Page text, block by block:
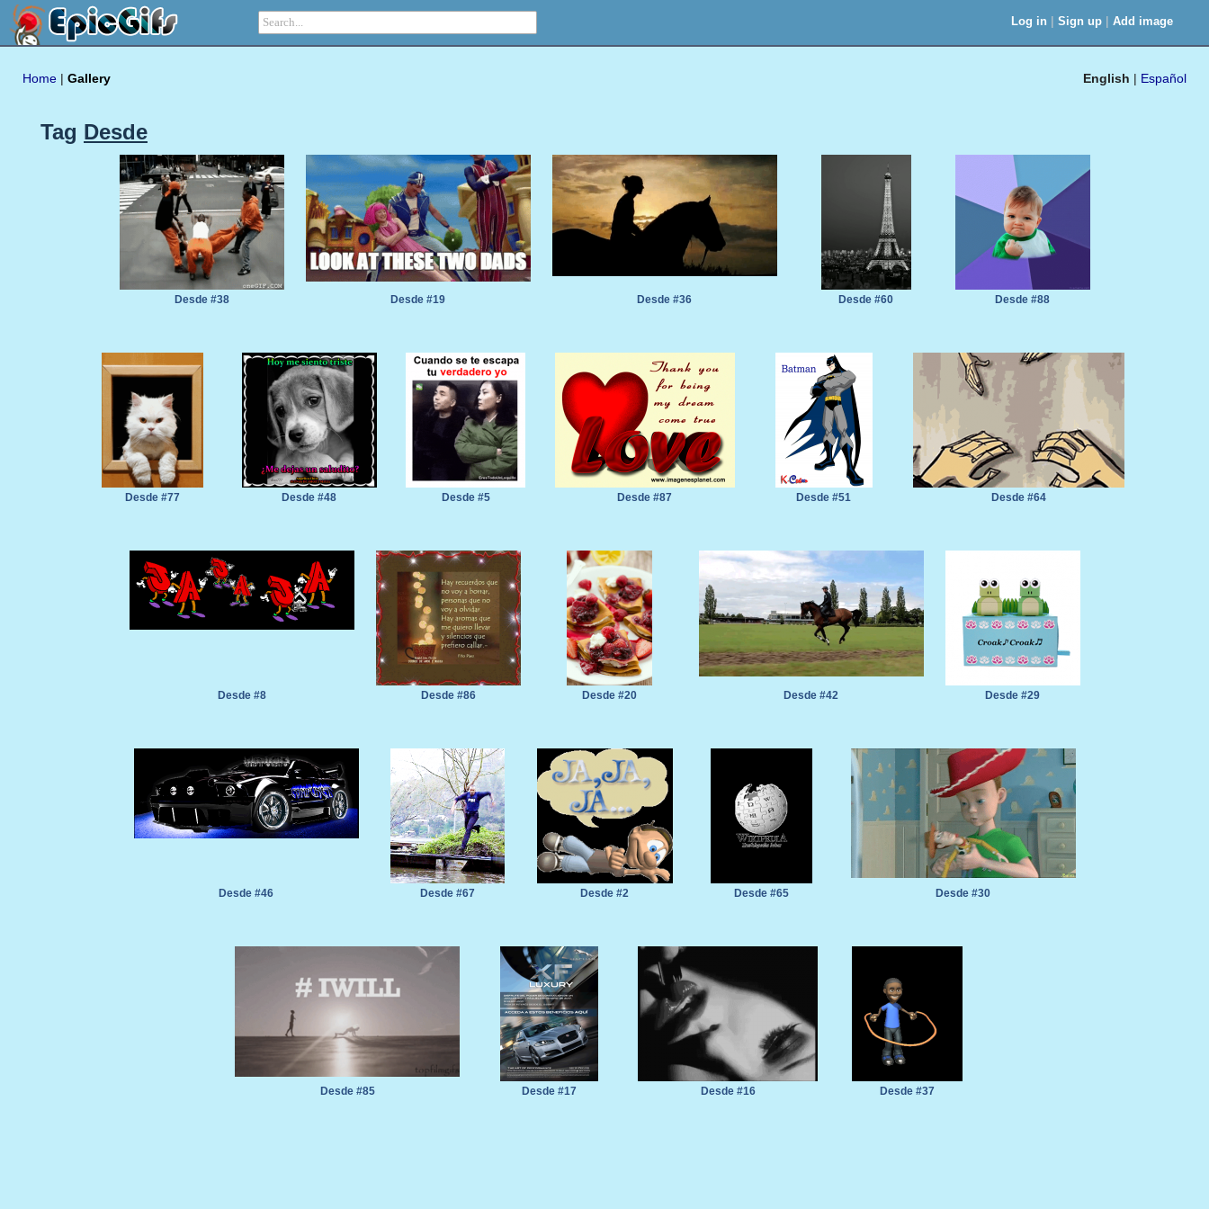
Log in | Sign up | Add image
English | Español
Home | Gallery
Tag Desde
Desde #38 Desde #19 Desde #36 Desde #60 Desde #88
Desde #77 Desde #48 Desde #5 Desde #87 Desde #51 Desde #64
Desde #8 Desde #86 Desde #20 Desde #42 Desde #29
Desde #46 Desde #67 Desde #2 Desde #65 Desde #30
Desde #85 Desde #17 Desde #16 Desde #37